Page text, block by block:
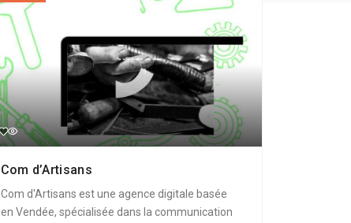
Com d’Artisans
Com d'Artisans est une agence digitale basée
en Vendée, spécialisée dans la communication